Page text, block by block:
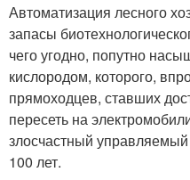
Автоматизация лесного
запасы
чего угодно, попутно
кислородом, которого,
прямоходцев, ставших
пересеть на
злосчастный
100 лет.